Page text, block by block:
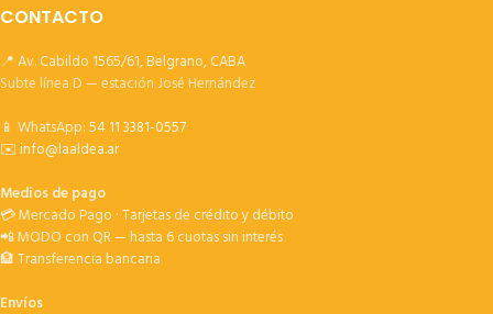
CONTACTO
📍 Av. Cabildo 1565/61, Belgrano, CABA
Subte línea D — estación José Hernández
📱 WhatsApp:54 11 3381-0557
✉️info@laaldea.ar
Medios de pago
💳 Mercado Pago · Tarjetas de crédito y débito
📲 MODO con QR — hasta 6 cuotas sin interés
🏦 Transferencia bancaria
Envíos